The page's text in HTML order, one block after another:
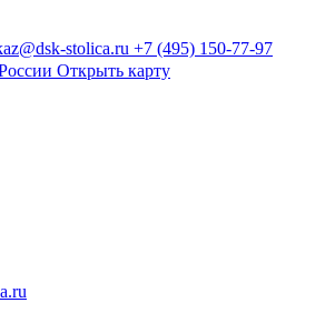
stolica.ru +7 (495) 150-77-97
Открыть карту